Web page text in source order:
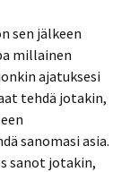
sen jälkeen
millainen
ajatuksesi
tehdä jotakin,
sanomasi asia.
sanot jotakin,